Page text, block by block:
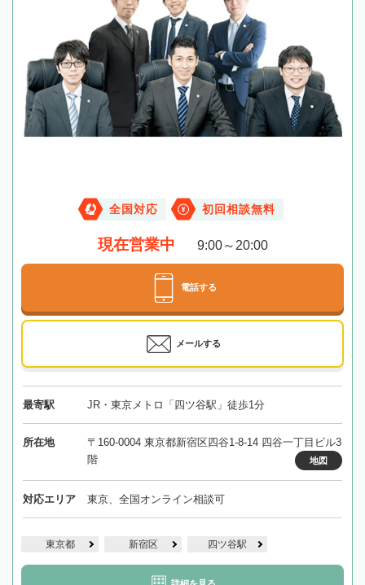
全国対応 初回相談無料
現在営業中 9:00～20:00
電話する
メールする
最寄駅 JR・東京メトロ「四ツ谷駅」徒歩1分
所在地
〒160-0004 東京都新宿区四谷1-8-14 四谷一丁目ビル3
階
地図
対応エリア 東京、全国オンライン相談可
東京都 新宿区 四ツ谷駅